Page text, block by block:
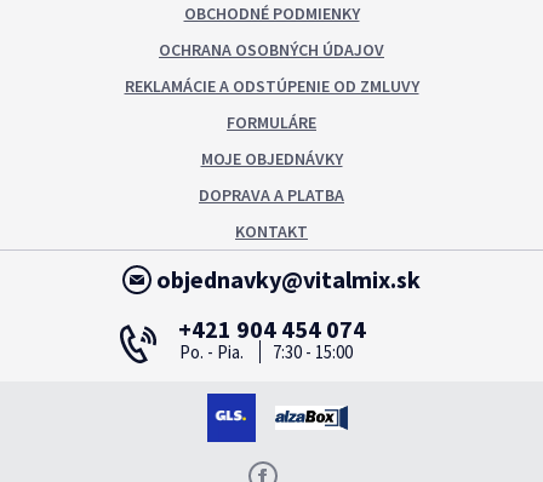
OBCHODNÉ PODMIENKY
OCHRANA OSOBNÝCH ÚDAJOV
REKLAMÁCIE A ODSTÚPENIE OD ZMLUVY
FORMULÁRE
MOJE OBJEDNÁVKY
DOPRAVA A PLATBA
KONTAKT
objednavky@vitalmix.sk
+421 904 454 074
Po. - Pia. 7:30 - 15:00